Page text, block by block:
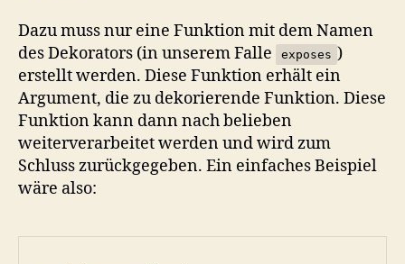
Dazu muss nur eine Funktion mit dem Namen
des Dekorators (in unserem Falle
exposes )
erstellt werden. Diese Funktion erhält ein
Argument, die zu dekorierende Funktion. Diese
Funktion kann dann nach belieben
weiterverarbeitet werden und wird zum
Schluss zurückgegeben. Ein einfaches Beispiel
wäre also: